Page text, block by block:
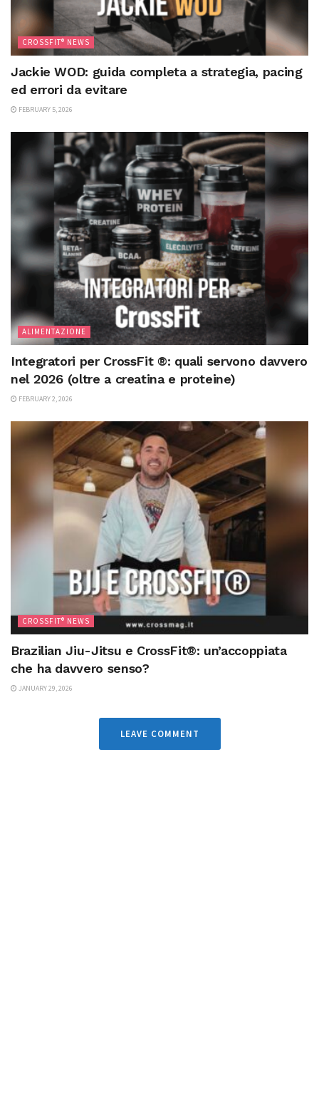
CROSSFIT® NEWS
Jackie WOD: guida completa a strategia, pacing
ed errori da evitare
FEBRUARY 5, 2026
ALIMENTAZIONE
Integratori per CrossFit ®: quali servono davvero
nel 2026 (oltre a creatina e proteine)
FEBRUARY 2, 2026
CROSSFIT® NEWS
Brazilian Jiu-Jitsu e CrossFit®: un’accoppiata
che ha davvero senso?
JANUARY 29, 2026
LEAVE COMMENT